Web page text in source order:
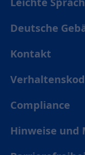
Deutsche
Kontakt
Compliance
Hinweise und